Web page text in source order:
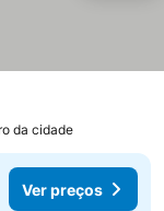
da cidade
Ver preços